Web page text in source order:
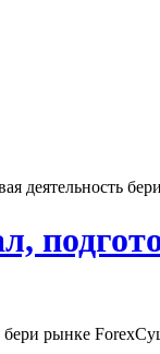
деятельность